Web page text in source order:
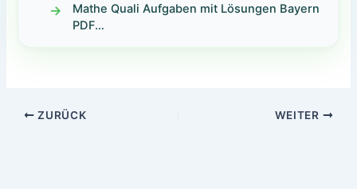
Mathe Quali Aufgaben mit Lösungen Bayern
PDF…
ZURÜCK WEITER